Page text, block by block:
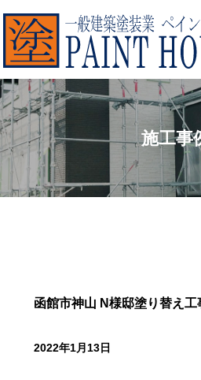
施工事
函館市神山 N様邸塗り替え工
2022年1月13日